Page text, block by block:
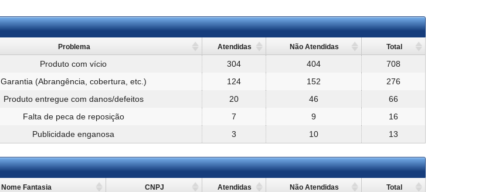
Problema Atendidas Não Atendidas Total
Produto com vício 304 404
708
Garantia (Abrangência, cobertura, etc.) 124 152
276
Produto entregue com danos/defeitos 20 46
66
Falta de peca de reposição 7 9
16
Publicidade enganosa 3 10 13
Nome Fantasia CNPJ Atendidas Não Atendidas Total